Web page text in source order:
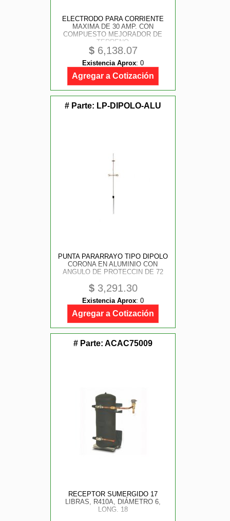
ELECTRODO PARA CORRIENTE
MAXIMA DE 30 AMP. CON
COMPUESTO MEJORADOR DE
TERRENO
$6,138.07
Existencia Aprox: 0
Agregar a Cotización
# Parte: LP-DIPOLO-ALU
PUNTA PARARRAYO TIPO DIPOLO
CORONA EN ALUMINIO CON
ANGULO DE PROTECCIN DE 72
$3,291.30
Existencia Aprox: 0
Agregar a Cotización
# Parte: ACAC75009
RECEPTOR SUMERGIDO 17
LIBRAS, R410A, DIÁMETRO 6,
LONG. 18